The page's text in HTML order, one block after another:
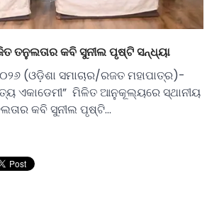
ତନୁଲତାର କବି ସୁନୀଲ ପୃଷ୍ଟି ସନ୍ଧ୍ୟା
(ଓଡ଼ିଶା ସମାଚାର/ରଜତ ମହାପାତ୍ର)-
ଏକାଡେମୀ” ମିଳିତ ଆନୁକୂଲ୍ୟରେ ସ୍ଥାନୀୟ
କବି ସୁନୀଲ ପୃଷ୍ଟି…